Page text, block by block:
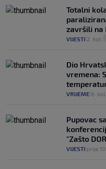
Totalni
završili na
VIJESTI 2. kol.
Dio
vremena:
VRIJEME 6. kol.
Pupovac
"Zašto
VIJESTI prije